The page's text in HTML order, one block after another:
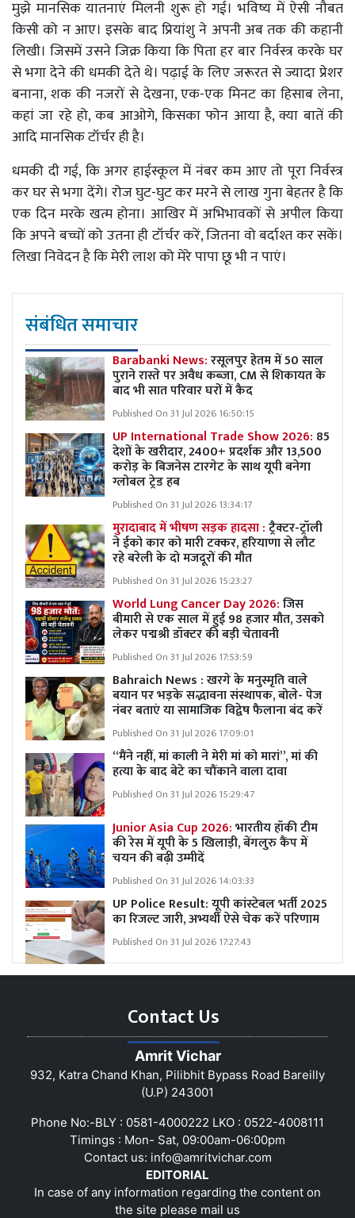
मुझे मानसिक यातनाएं मिलनी शुरू हो गई। भविष्य में ऐसी नौबत
किसी को न आए। इसके बाद प्रियांशु ने अपनी अब तक की कहानी
लिखी। जिसमें उसने जिक्र किया कि पिता हर बार निर्वस्त्र करके घर
से भगा देने की धमकी देते थे। पढ़ाई के लिए जरूरत से ज्यादा प्रेशर
बनाना, शक की नजरों से देखना, एक-एक मिनट का हिसाब लेना,
कहां जा रहे हो, कब आओगे, किसका फोन आया है, क्या बातें की
आदि मानसिक टॉर्चर ही है।
धमकी दी गई, कि अगर हाईस्कूल में नंबर कम आए तो पूरा निर्वस्त्र
कर घर से भगा देंगे। रोज घुट-घुट कर मरने से लाख गुना बेहतर है कि
एक दिन मरके खत्म होना। आखिर में अभिभावकों से अपील किया
कि अपने बच्चों को उतना ही टॉर्चर करें, जितना वो बर्दाश्त कर सकें।
लिखा निवेदन है कि मेरी लाश को मेरे पापा छू भी न पाएं।
संबंधित समाचार
Barabanki News:रसूलपुर हेतम में 50 साल
पुराने रास्ते पर अवैध कब्ज़ा, CM से शिकायत के
बाद भी सात परिवार घरों में कैद
Published On 31 Jul 2026 16:50:15
UP International Trade Show 2026: 85
देशों के खरीदार, 2400+ प्रदर्शक और 13,500
करोड़ के बिजनेस टारगेट के साथ यूपी बनेगा
ग्लोबल ट्रेड हब
Published On 31 Jul 2026 13:34:17
मुरादाबाद में भीषण सड़क हादसा :ट्रैक्टर-ट्रॉली
ने ईको कार को मारी टक्कर, हरियाणा से लौट
रहे बरेली के दो मजदूरों की मौत
Published On 31 Jul 2026 15:23:27
World Lung Cancer Day 2026:जिस
बीमारी से एक साल में हुई 98 हजार मौत, उसको
लेकर पद्मश्री डॉक्टर की बड़ी चेतावनी
Published On 31 Jul 2026 17:53:59
Bahraich News : खरगे के मनुस्मृति वाले
बयान पर भड़के सद्भावना संस्थापक, बोले- पेज
नंबर बताएं या सामाजिक विद्वेष फैलाना बंद करें
Published On 31 Jul 2026 17:09:01
“मैंने नहीं, मां काली ने मेरी मां को मारां”, मां की
हत्या के बाद बेटे का चौंकाने वाला दावा
Published On 31 Jul 2026 15:29:47
Junior Asia Cup 2026:भारतीय हॉकी टीम
की रेस में यूपी के 5 खिलाड़ी, बेंगलुरु कैंप में
चयन की बढ़ी उम्मीदें
Published On 31 Jul 2026 14:03:33
UP Police Result: यूपी कांस्टेबल भर्ती 2025
का रिजल्ट जारी, अभ्यर्थी ऐसे चेक करें परिणाम
Published On 31 Jul 2026 17:27:43
Contact Us
Amrit Vichar
932, Katra Chand Khan, Pilibhit Bypass Road Bareilly
(U.P) 243001
Phone No:-BLY : 0581-4000222 LKO : 0522-4008111
Timings : Mon- Sat, 09:00am-06:00pm
Contact us: info@amritvichar.com
EDITORIAL
In case of any information regarding the content on
the site please mail us